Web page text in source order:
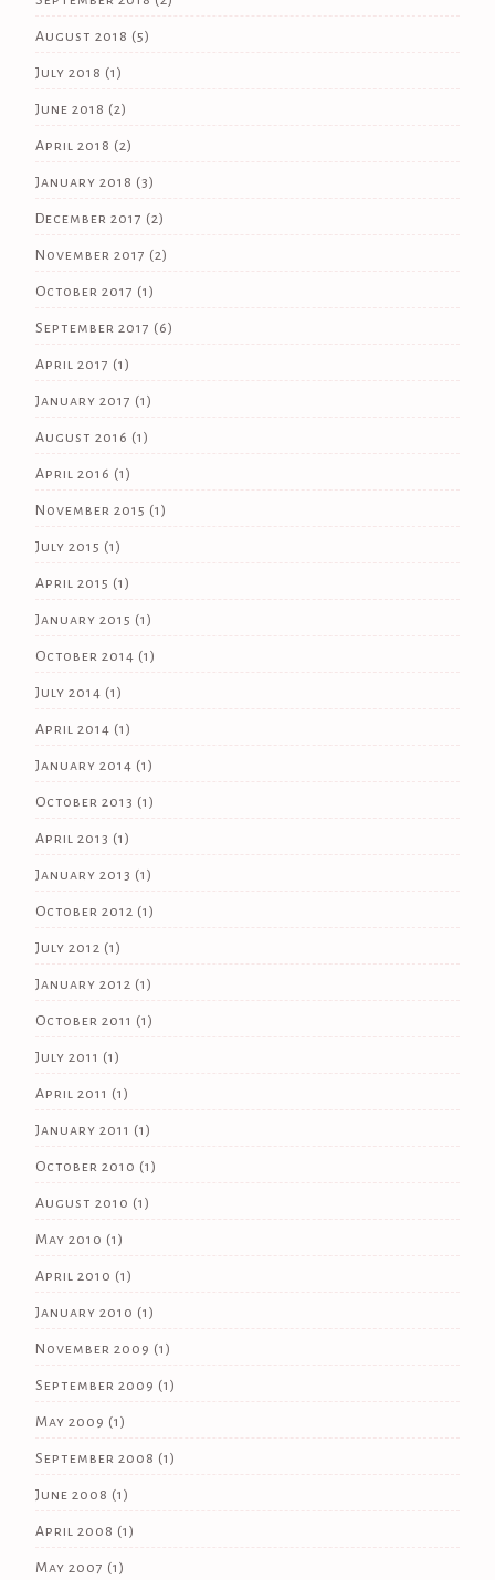
August 2018 (5)
July 2018 (1)
June 2018 (2)
April 2018 (2)
January 2018 (3)
December 2017 (2)
November 2017 (2)
October 2017 (1)
September 2017 (6)
April 2017 (1)
January 2017 (1)
August 2016 (1)
April 2016 (1)
November 2015 (1)
July 2015 (1)
April 2015 (1)
January 2015 (1)
October 2014 (1)
July 2014 (1)
April 2014 (1)
January 2014 (1)
October 2013 (1)
April 2013 (1)
January 2013 (1)
October 2012 (1)
July 2012 (1)
January 2012 (1)
October 2011 (1)
July 2011 (1)
April 2011 (1)
January 2011 (1)
October 2010 (1)
August 2010 (1)
May 2010 (1)
April 2010 (1)
January 2010 (1)
November 2009 (1)
September 2009 (1)
May 2009 (1)
September 2008 (1)
June 2008 (1)
April 2008 (1)
May 2007 (1)